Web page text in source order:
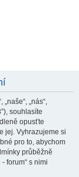
„nás“,
souhlasíte
opusťte
jej. Vyhrazujeme si
pro to, abychom
průběžně
forum“ s nimi